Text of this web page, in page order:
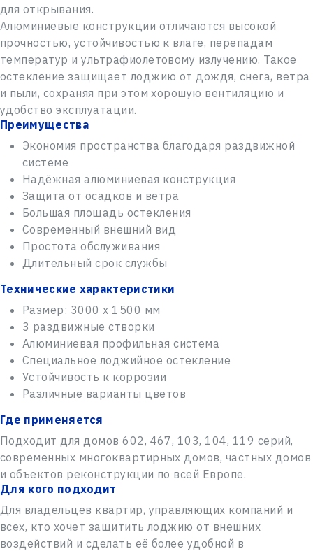
Пароль
Забыли свой пароль?
НОВЫЙ ПАРОЛЬ
Э-почта
Log In
для открывания.
Алюминиевые конструкции отличаются высокой
прочностью, устойчивостью к влаге, перепадам
температур и ультрафиолетовому излучению. Такое
остекление защищает лоджию от дождя, снега, ветра
и пыли, сохраняя при этом хорошую вентиляцию и
удобство эксплуатации.
Преимущества
Экономия пространства благодаря раздвижной
системе
Надёжная алюминиевая конструкция
Защита от осадков и ветра
Большая площадь остекления
Современный внешний вид
Простота обслуживания
Длительный срок службы
Технические характеристики
Размер: 3000 х 1500 мм
3 раздвижные створки
Алюминиевая профильная система
Специальное лоджийное остекление
Устойчивость к коррозии
Различные варианты цветов
Где применяется
Подходит для домов 602, 467, 103, 104, 119 серий,
современных многоквартирных домов, частных домов
и объектов реконструкции по всей Европе.
Для кого подходит
Для владельцев квартир, управляющих компаний и
всех, кто хочет защитить лоджию от внешних
воздействий и сделать её более удобной в
НАПИШИТЕ НАМ,
И мы свяжемся с вами в течение 1 рабочего дня.
Поможем с любыми вопросами и подскажем, как
Имя Фамилия
Э-почта
Адрес
Сообщение
ОТПРАВИТЬ
СПАСИБО! ВАША ЗАЯВКА ПОЛУЧЕНА.
Наш менеджер свяжется с вами в течение 1
ЗАКРЫТЬ